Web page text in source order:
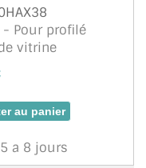
- Pour profilé
vitrine
a 8 jours